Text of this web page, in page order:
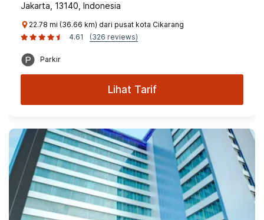
Jakarta, 13140, Indonesia
22.78 mi (36.66 km) dari pusat kota Cikarang
4.61
(326 reviews)
Parkir
Lihat Tarif